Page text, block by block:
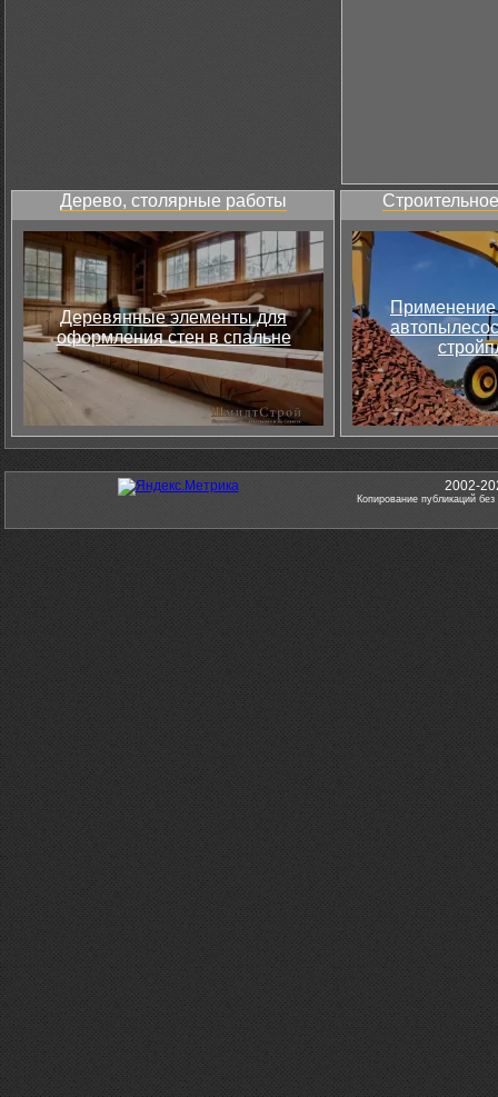
Дерево, столярные работы
Деревянные элементы для
оформления стен в спальне
Применение
2002-
Копирование публикаций